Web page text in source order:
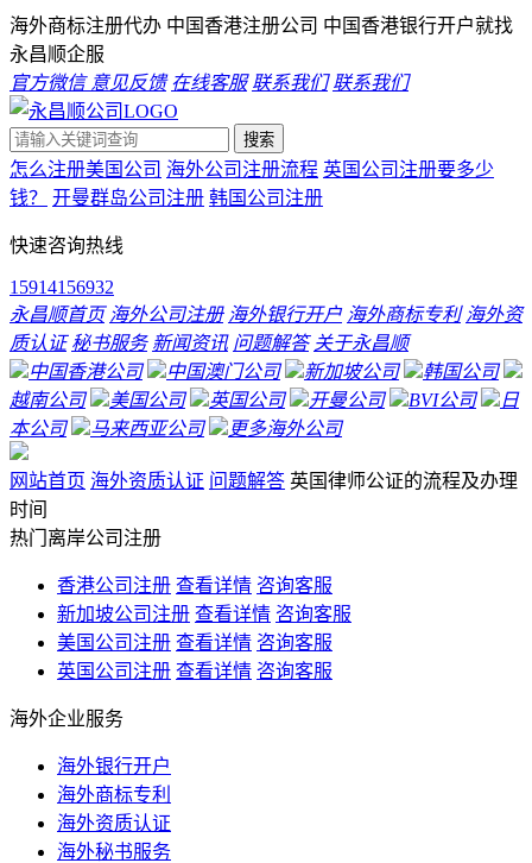
海外商标注册代办 中国香港注册公司 中国香港银行开户就找
永昌顺企服
官方微信 意见反馈 在线客服 联系我们 联系我们
搜索
怎么注册美国公司 海外公司注册流程 英国公司注册要多少
钱？
开曼群岛公司注册 韩国公司注册
快速咨询热线
15914156932
永昌顺首页 海外公司注册 海外银行开户 海外商标专利 海外资
质认证 秘书服务 新闻资讯 问题解答 关于永昌顺
中国香港公司
中国澳门公司 新加坡公司
韩国公司
越南公司
美国公司 英国公司 开曼公司 BVI公司
日
本公司
马来西亚公司 更多海外公司
网站首页 海外资质认证 问题解答 英国律师公证的流程及办理
时间
热门离岸公司注册
香港公司注册 查看详情 咨询客服
新加坡公司注册 查看详情 咨询客服
美国公司注册 查看详情 咨询客服
英国公司注册 查看详情 咨询客服
海外企业服务
海外银行开户
海外商标专利
海外资质认证
海外秘书服务